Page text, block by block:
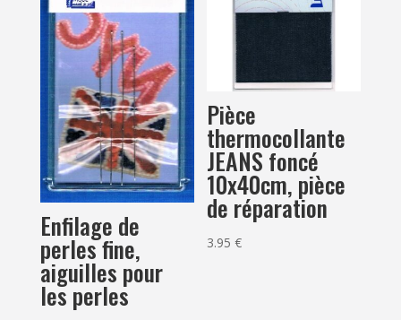
Enfilage de
perles fine,
aiguilles pour
les perles
Pièce
thermocollante
JEANS foncé
10x40cm, pièce
de réparation
3.95€